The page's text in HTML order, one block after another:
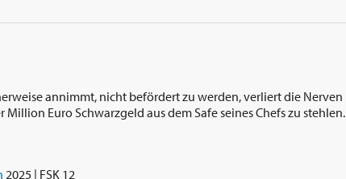
annimmt, nicht befördert zu werden, verliert die Nerven
Euro Schwarzgeld aus dem Safe seines Chefs zu stehlen.
2025 | FSK 12